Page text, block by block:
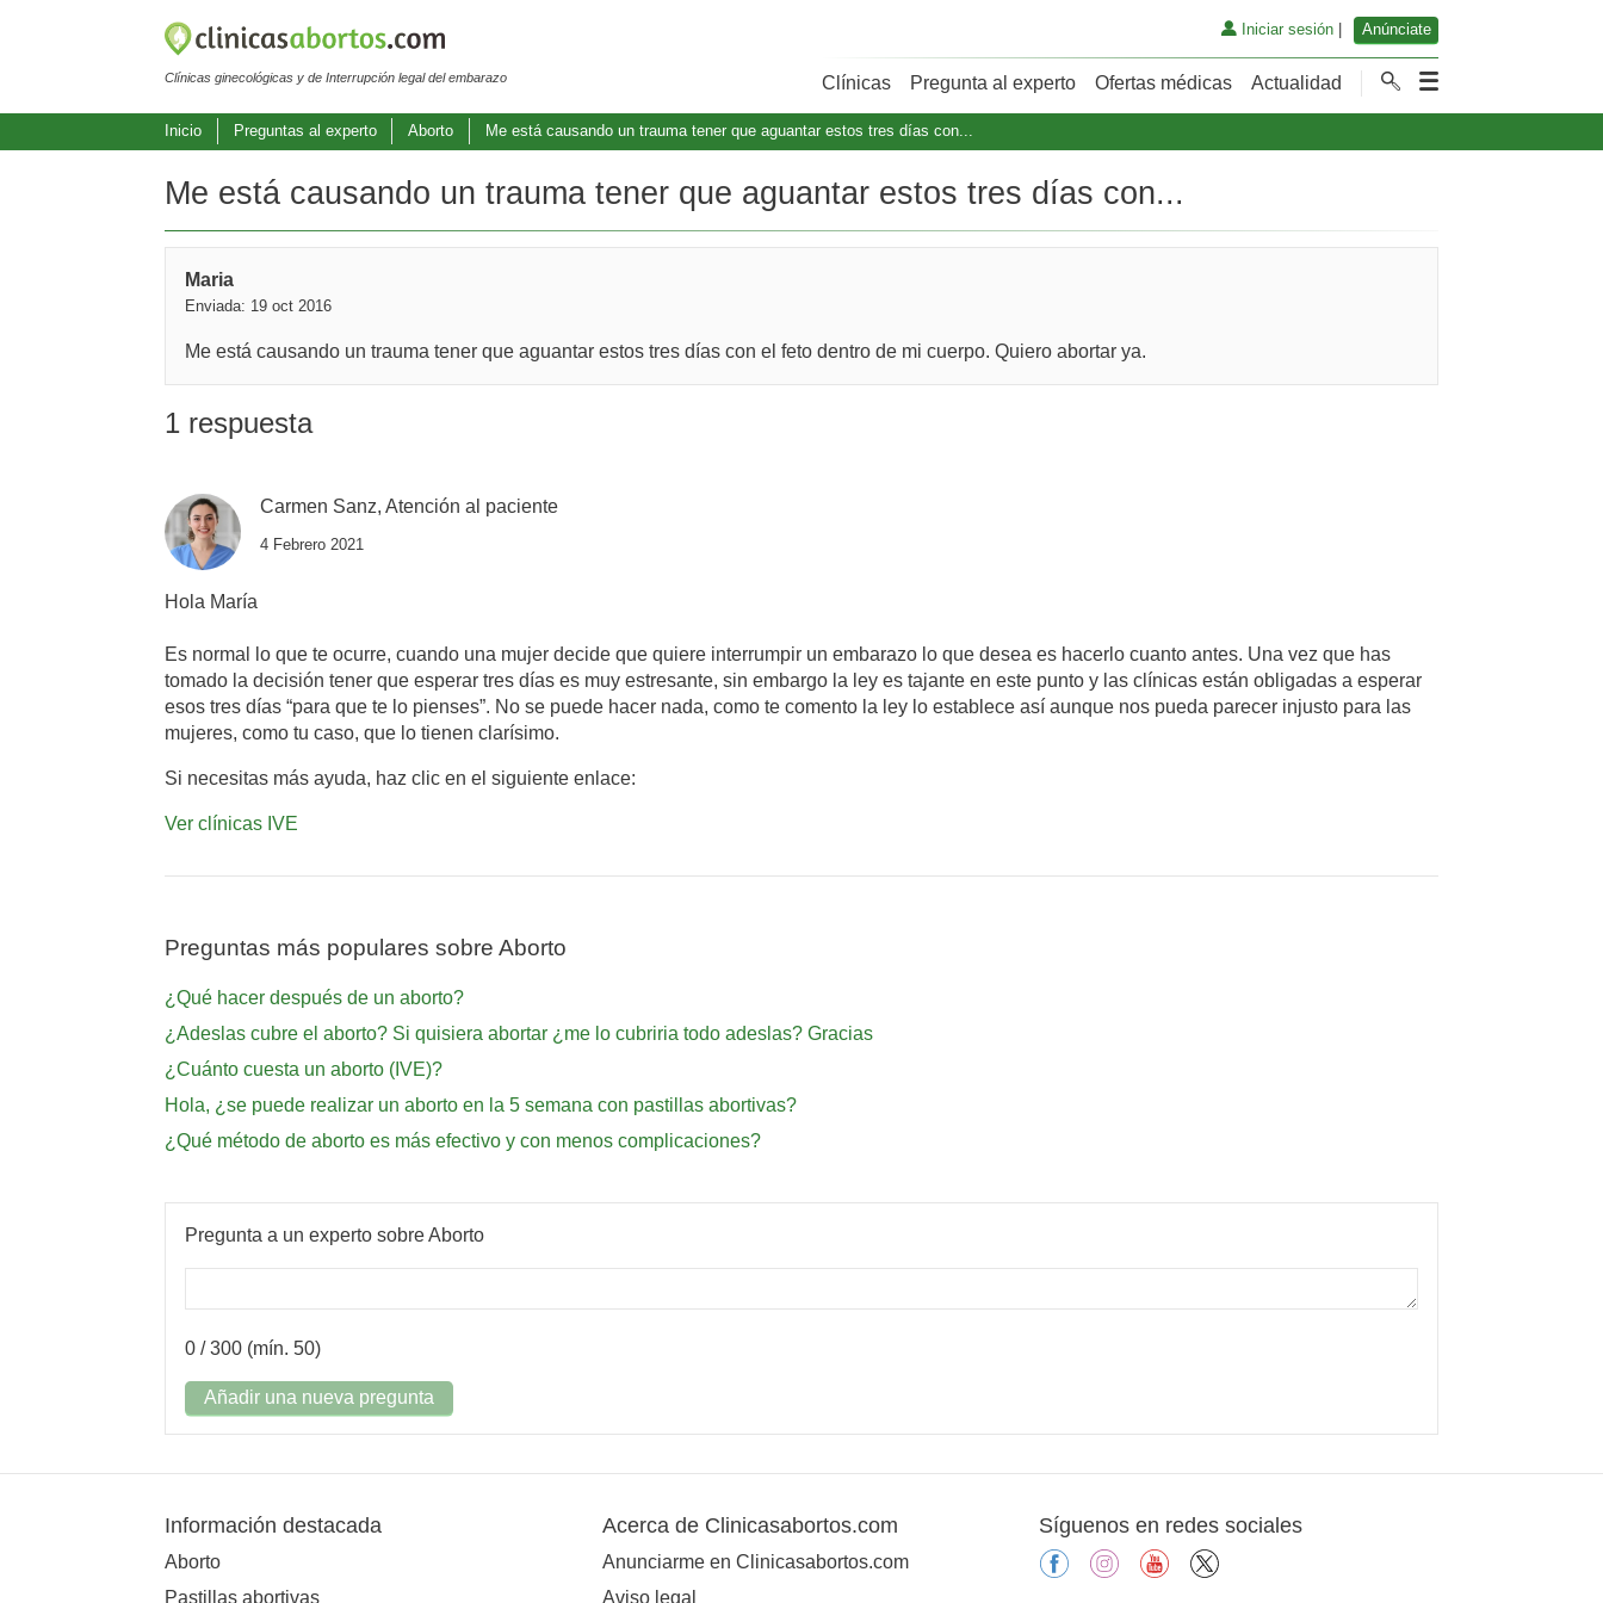
Clínicas ginecológicas y de Interrupción legal del embarazo
Iniciar sesión| Anúnciate
Clínicas Pregunta al experto Ofertas médicas Actualidad
Inicio Preguntas al experto Aborto Me está causando un trauma tener que aguantar estos tres días con...
Me está causando un trauma tener que aguantar estos tres días con...
Maria
Enviada: 19 oct 2016
Me está causando un trauma tener que aguantar estos tres días con el feto dentro de mi cuerpo. Quiero abortar ya.
1 respuesta
Carmen Sanz, Atención al paciente
4 Febrero 2021
Hola María
Es normal lo que te ocurre, cuando una mujer decide que quiere interrumpir un embarazo lo que desea es hacerlo cuanto antes. Una vez que has
tomado la decisión tener que esperar tres días es muy estresante, sin embargo la ley es tajante en este punto y las clínicas están obligadas a esperar
esos tres días “para que te lo pienses”. No se puede hacer nada, como te comento la ley lo establece así aunque nos pueda parecer injusto para las
mujeres, como tu caso, que lo tienen clarísimo.
Si necesitas más ayuda, haz clic en el siguiente enlace:
Ver clínicas IVE
Preguntas más populares sobre Aborto
¿Qué hacer después de un aborto?
¿Adeslas cubre el aborto? Si quisiera abortar ¿me lo cubriria todo adeslas? Gracias
¿Cuánto cuesta un aborto (IVE)?
Hola, ¿se puede realizar un aborto en la 5 semana con pastillas abortivas?
¿Qué método de aborto es más efectivo y con menos complicaciones?
Pregunta a un experto sobre Aborto
0 / 300 (mín. 50)
Añadir una nueva pregunta
Información destacada
Aborto
Pastillas abortivas
Acerca de Clinicasabortos.com
Anunciarme en Clinicasabortos.com
Aviso legal
Síguenos en redes sociales
facebookinstagramyoutube